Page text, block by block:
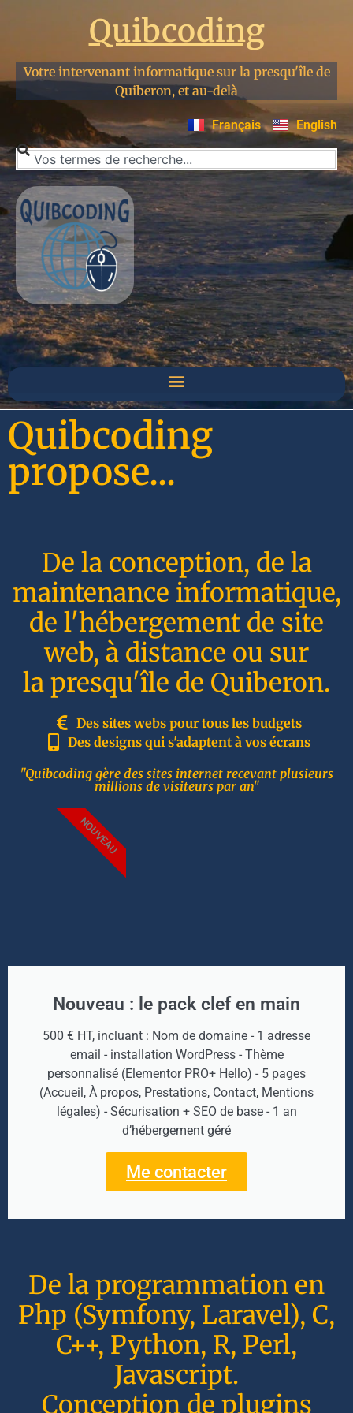
Quibcoding
Votre intervenant informatique sur la presqu'île de
Quiberon, et au-delà
Français English
Quibcoding
propose...
De la conception, de la
maintenance informatique,
de l'hébergement de site
web, à distance ou sur
la presqu'île de Quiberon.
Des sites webs pour tous les budgets
Des designs qui s'adaptent à vos écrans
"Quibcoding gère des sites internet recevant plusieurs
millions de visiteurs par an"
Nouveau : le pack clef en main
500 € HT, incluant : Nom de domaine - 1 adresse
email - installation WordPress - Thème
personnalisé (Elementor PRO+ Hello) - 5 pages
(Accueil, À propos, Prestations, Contact, Mentions
légales) - Sécurisation + SEO de base - 1 an
d’hébergement géré
Me contacter
NOUVEAU
De la programmation en
Php (Symfony, Laravel), C,
C++, Python, R, Perl,
Javascript.
Conception de plugins